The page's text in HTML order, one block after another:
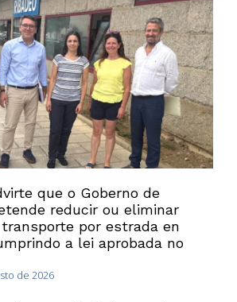
que o Goberno de
reducir ou eliminar
por estrada en
a lei aprobada no
de 2026